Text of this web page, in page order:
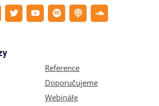
Reference
Doporučujeme
Webináře